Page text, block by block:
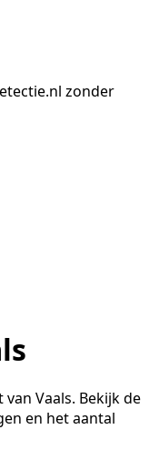
zonder
Vaals. Bekijk de
en het aantal